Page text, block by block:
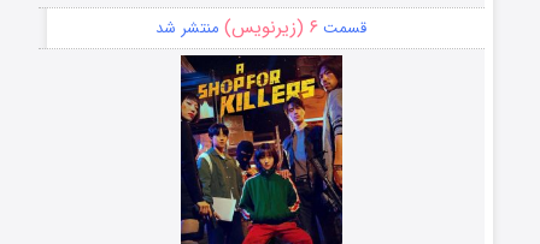
قسمت ۶ (زیرنویس) منتشر شد